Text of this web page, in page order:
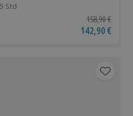
Std
auf 46 Bewertungen
Ursprünglicher
158,90 €
Aktueller Preis
142,90 €